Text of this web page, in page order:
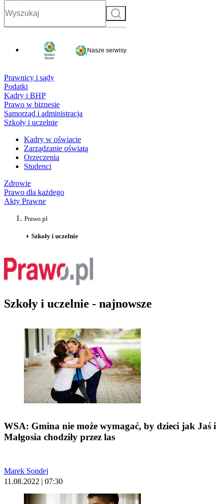
Szukaj
Nasze serwisy
Prawnicy i sądy
Podatki
Kadry i BHP
Prawo w biznesie
Samorząd i administracja
Szkoły i uczelnie
Kadry w oświacie
Zarządzanie oświatą
Orzeczenia
Studenci
Zdrowie
Prawo dla każdego
Akty Prawne
Prawo.pl
Szkoły i uczelnie
Szkoły i uczelnie - najnowsze
WSA: Gmina nie może wymagać, by dzieci jak Jaś i
Małgosia chodziły przez las
Marek Sondej
11.08.2022 | 07:30